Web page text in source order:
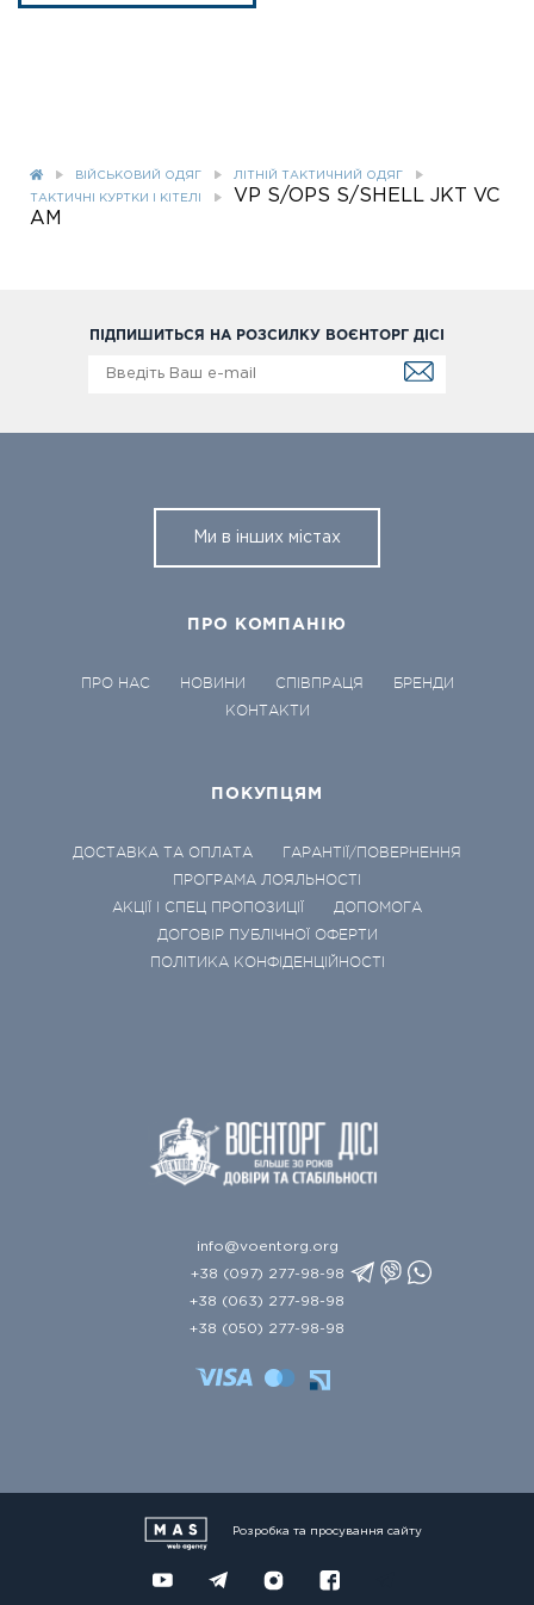
ВІЙСЬКОВИЙ ОДЯГ ЛІТНІЙ ТАКТИЧНИЙ ОДЯГ
ТАКТИЧНІ КУРТКИ І КІТЕЛІ
VP S/OPS S/SHELL JKT VC
AM
ПІДПИШИТЬСЯ НА РОЗСИЛКУ ВОЄНТОРГ ДІСІ
Ми в інших містах
ПРО КОМПАНІЮ
ПРО НАС НОВИНИ СПІВПРАЦЯ
БРЕНДИ
КОНТАКТИ
ПОКУПЦЯМ
ДОСТАВКА ТА ОПЛАТА
ГАРАНТІЇ/ПОВЕРНЕННЯ
ПРОГРАМА ЛОЯЛЬНОСТІ
АКЦІЇ І СПЕЦ ПРОПОЗИЦІЇ
ДОПОМОГА
ДОГОВІР ПУБЛІЧНОЇ ОФЕРТИ
ПОЛІТИКА КОНФІДЕНЦІЙНОСТІ
info@voentorg.org
+38 (097) 277-98-98
+38 (063) 277-98-98
+38 (050) 277-98-98
Розробка та просування сайту